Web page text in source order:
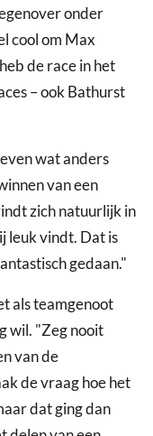
onder
cool om Max
de race in het
– ook Bathurst
wat anders
van een
zich natuurlijk in
leuk vindt. Dat is
gedaan."
als teamgenoot
wil. "Zeg nooit
van de
de vraag hoe het
dat ging dan